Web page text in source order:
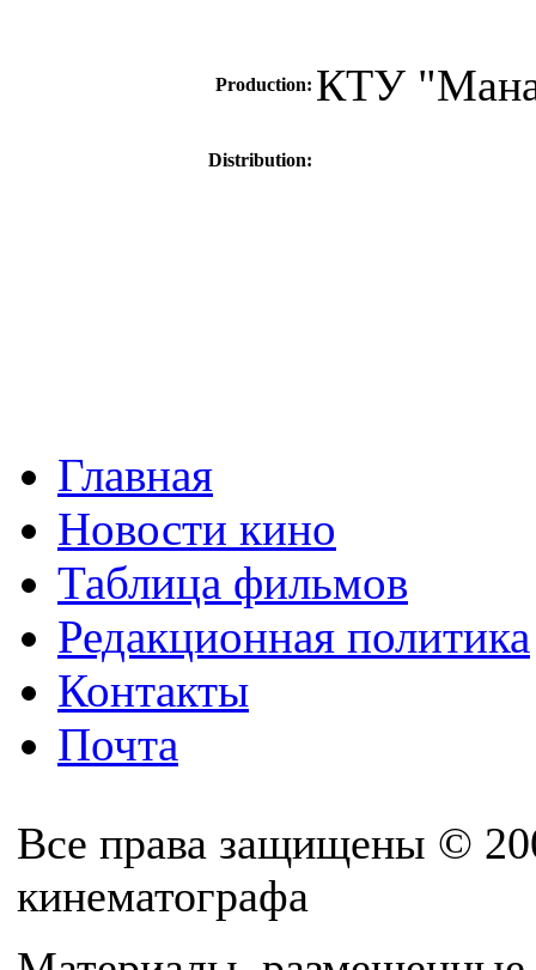
Production: КТУ
Distribution:
Главная
Новости кино
Таблица фильмов
Редакционная политика
Контакты
Почта
Все права защищены ©
кинематографа